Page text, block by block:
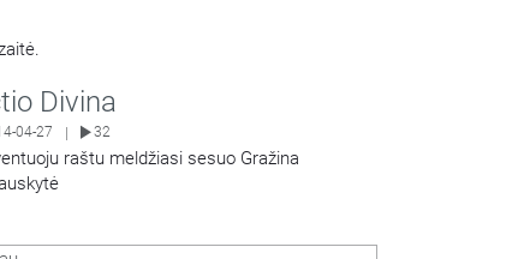
Divina
04-27 | 32
raštu meldžiasi sesuo Gražina